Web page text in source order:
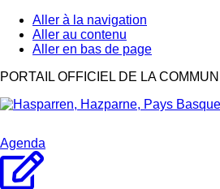
Aller à la navigation
Aller au contenu
Aller en bas de page
Hasparren,
Pays
PORTAIL OFFICIEL DE LA
Agenda